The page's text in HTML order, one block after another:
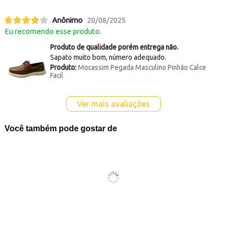
Anônimo 20/08/2025
Eu recomendo esse produto.
Produto de qualidade porém entrega não.
Sapato muito bom, número adequado.
Produto:Mocassim Pegada Masculino Pinhão Calce
Facil
Ver mais avaliações
Você também pode gostar de